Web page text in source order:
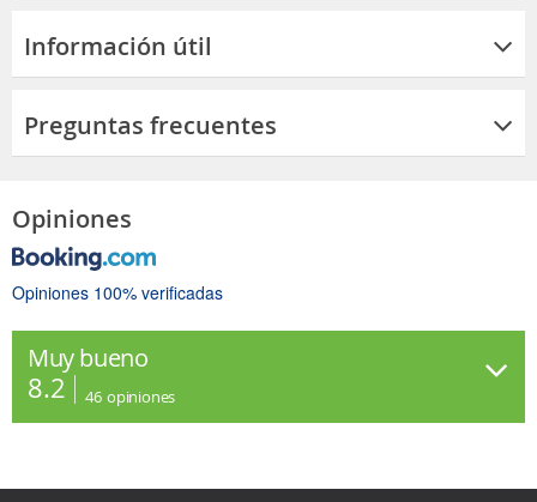
Información útil
Preguntas frecuentes
Opiniones
Opiniones 100% verificadas
Muy bueno
8.2 46 opiniones